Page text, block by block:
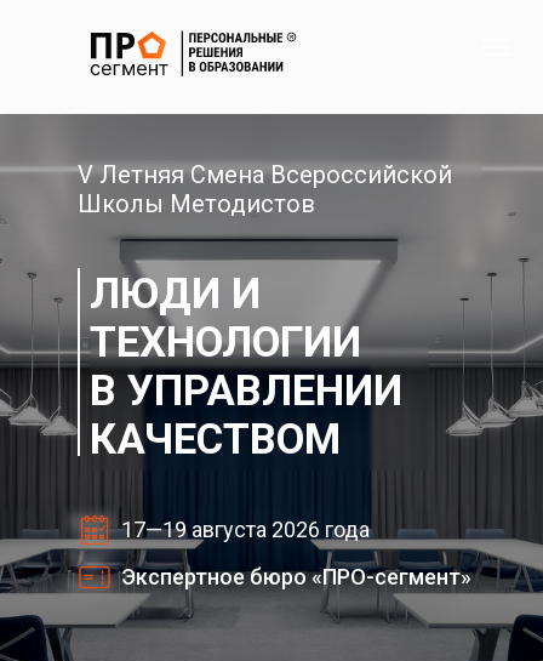
17—19 августа 2026 года
Экспертное бюро «ПРО-сегмент»
V Летняя Смена Всероссийской
Школы Методистов
ЛЮДИ И
ТЕХНОЛОГИИ
В УПРАВЛЕНИИ
КАЧЕСТВОМ